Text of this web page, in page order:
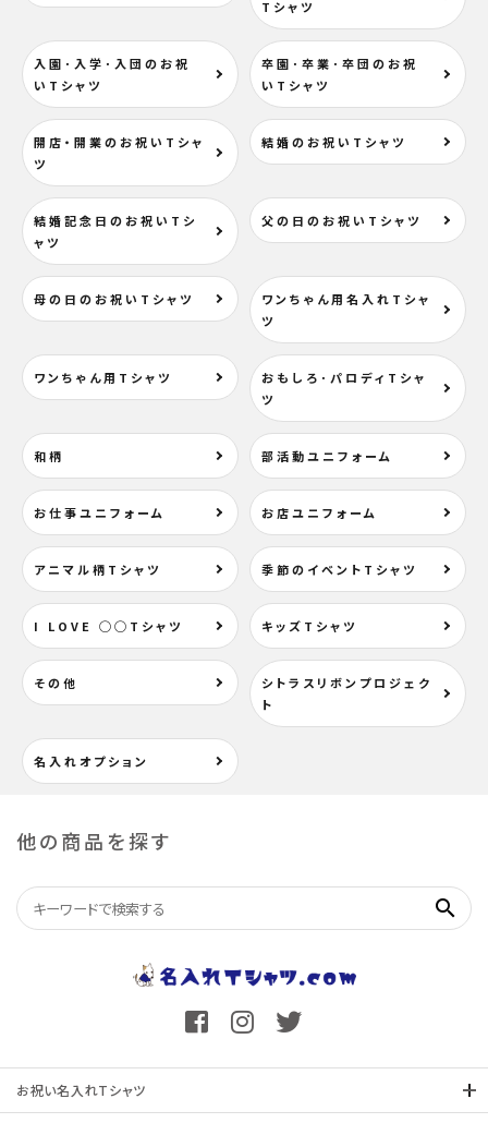
Tシャツ
入園･入学･入団のお祝
いTシャツ
卒園･卒業･卒団のお祝
いTシャツ
開店・開業のお祝いTシャ
ツ
結婚のお祝いTシャツ
結婚記念日のお祝いTシ
ャツ
父の日のお祝いTシャツ
母の日のお祝いTシャツ
ワンちゃん用名入れTシャ
ツ
ワンちゃん用Tシャツ
おもしろ･パロディTシャ
ツ
和柄 部活動ユニフォーム
お仕事ユニフォーム お店ユニフォーム
アニマル柄Tシャツ 季節のイベントTシャツ
I LOVE ◯◯Tシャツ キッズTシャツ
その他
シトラスリボンプロジェク
ト
名入れオプション
他の商品を探す
search
カテゴリー
検索する
お祝い名入れTシャツ